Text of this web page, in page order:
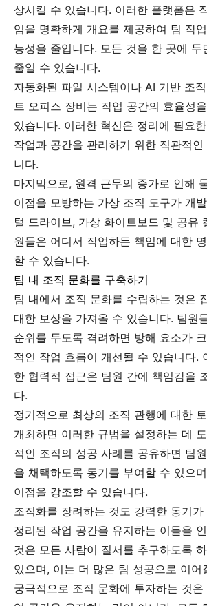
상시킬 수 있습니다. 이러한 플랫폼은
임을 명확하게 개요를 제공하여 팀 작
능성을 줄입니다. 모든 것을 한 곳에 두
줄일 수 있습니다.
자동화된 파일 시스템이나 AI 기반 조
트 오피스 장비는 작업 공간의 효율성
있습니다. 이러한 혁신은 정리에 필요
작업과 공간을 관리하기 위한 직관적
니다.
마지막으로, 원격 근무의 증가로 인해
이점을 모방하는 가상 조직 도구가 개
털 드라이브, 가상 화이트보드 및 공유
원들은 어디서 작업하든 책임에 대한
할 수 있습니다.
팀 내 조직 문화를 구축하기
팀 내에서 조직 문화를 수립하는 것은
대한 보상을 가져올 수 있습니다. 팀원
순위를 두도록 격려하면 방해 요소가
적인 작업 흐름이 개선될 수 있습니다.
한 협력적 접근은 팀원 간에 책임감을
다.
정기적으로 최상의 조직 관행에 대한
개최하면 이러한 규범을 설정하는 데
적인 조직의 성공 사례를 공유하면 팀
을 채택하도록 동기를 부여할 수 있으
이점을 강조할 수 있습니다.
조직화를 장려하는 것도 강력한 동기
정리된 작업 공간을 유지하는 이들을
것은 모든 사람이 질서를 추구하도록
있으며, 이는 더 많은 팀 성공으로 이어
궁극적으로 조직 문화에 투자하는 것